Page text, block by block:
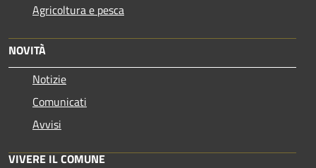
Agricoltura e pesca
NOVITÀ
Notizie
Comunicati
Avvisi
VIVERE IL COMUNE